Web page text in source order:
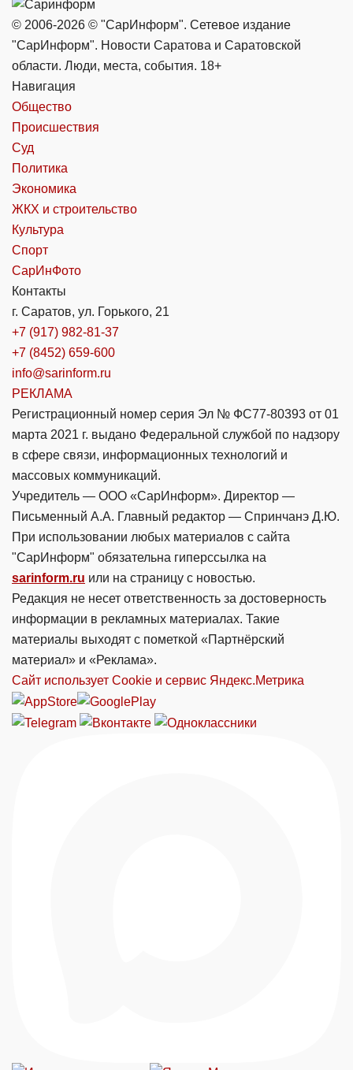
© 2006-2026 © "СарИнформ". Сетевое издание
"СарИнформ". Новости Саратова и Саратовской
области. Люди, места, события. 18+
Навигация
Общество
Происшествия
Суд
Политика
Экономика
ЖКХ и строительство
Культура
Спорт
СарИнФото
Контакты
г. Саратов, ул. Горького, 21
+7 (917) 982-81-37
+7 (8452) 659-600
info@sarinform.ru
РЕКЛАМА
Регистрационный номер серия Эл № ФС77-80393 от 01
марта 2021 г. выдано Федеральной службой по надзору
в сфере связи, информационных технологий и
массовых коммуникаций.
Учредитель — ООО «СарИнформ». Директор —
Письменный А.А. Главный редактор — Спринчанэ Д.Ю.
При использовании любых материалов с сайта
"СарИнформ" обязательна гиперссылка на
sarinform.ru или на страницу с новостью.
Редакция не несет ответственность за достоверность
информации в рекламных материалах. Такие
материалы выходят с пометкой «Партнёрский
материал» и «Реклама».
Сайт использует Cookie и сервиc Яндекс.Метрика